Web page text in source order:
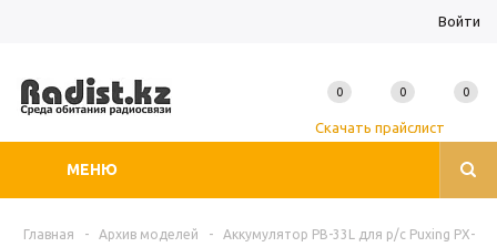
Войти
МЕНЮ
Скачать прайслист
0 0 0
Главная - Архив моделей -
Аккумулятор PB-33L для р/с Puxing PX-